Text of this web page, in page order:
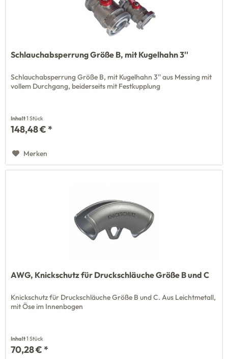
Schlauchabsperrung Größe B, mit Kugelhahn 3''
Schlauchabsperrung Größe B, mit Kugelhahn 3'' aus Messing mit
vollem Durchgang, beiderseits mit Festkupplung
Inhalt1 Stück
148,48 € *
Merken
AWG, Knickschutz für Druckschläuche Größe B und C
Knickschutz für Druckschläuche Größe B und C. Aus Leichtmetall,
mit Öse im Innenbogen
Inhalt1 Stück
70,28 € *